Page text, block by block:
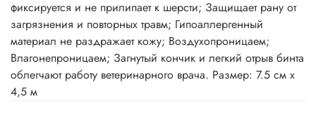
фиксируется и не прилипает к шерсти; Защищает рану от
загрязнения и повторных травм; Гипоаллергенный
материал не раздражает кожу; Воздухопроницаем;
Влагонепроницаем; Загнутый кончик и легкий отрыв бинта
облегчают работу ветеринарного врача. Размер: 7.5 см х
4,5 м